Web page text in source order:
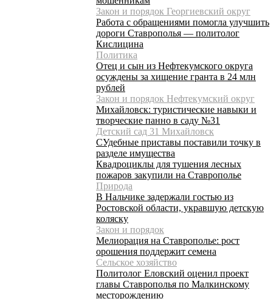
Закон и порядок Георгиевский округ
Работа с обращениями помогла улучшить
дороги Ставрополья — политолог
Кислицина
Политика
Отец и сын из Нефтекумского округа
осуждены за хищение гранта в 24 млн
рублей
Закон и порядок Нефтекумский округ
Михайловск: туристические навыки и
творческие панно в саду №31
Детский сад 31 Михайловск
СУдебные приставы поставили точку в
разделе имущества
Квадроциклы для тушения лесных
пожаров закупили на Ставрополье
Природа
В Нальчике задержали гостью из
Ростовской области, укравшую детскую
коляску
Закон и порядок
Мелиорация на Ставрополье: рост
орошения поддержит семена
Сельское хозяйство
Политолог Еловский оценил проект
главы Ставрополья по Малкинскому
месторождению